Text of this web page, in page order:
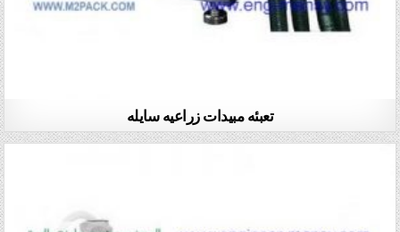
تعبئه مبيدات زراعيه سايله